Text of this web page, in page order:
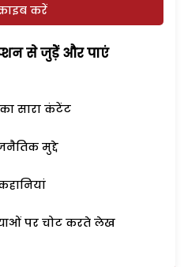
करें
से जुड़ेें और पाएं
सारा कंटेंट
मुद्दे
पर चोट करते लेख